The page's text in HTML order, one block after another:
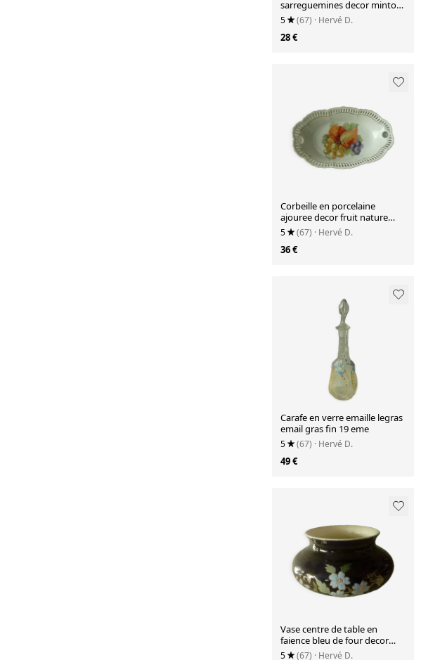
sarreguemines decor minton
modele n° 248 8
5 (67) · Hervé D.
28 €
Corbeille en porcelaine
ajouree decor fruit nature
morte
5 (67) · Hervé D.
36 €
Carafe en verre emaille legras
email gras fin 19 eme
5 (67) · Hervé D.
49 €
Vase centre de table en
faience bleu de four decor
emaille sarreguemines
5 (67) · Hervé D.